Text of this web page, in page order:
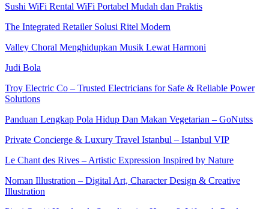
Sushi WiFi Rental WiFi Portabel Mudah dan Praktis
The Integrated Retailer Solusi Ritel Modern
Valley Choral Menghidupkan Musik Lewat Harmoni
Judi Bola
Troy Electric Co – Trusted Electricians for Safe & Reliable Power
Solutions
Panduan Lengkap Pola Hidup Dan Makan Vegetarian – GoNutss
Private Concierge & Luxury Travel Istanbul – Istanbul VIP
Le Chant des Rives – Artistic Expression Inspired by Nature
Noman Illustration – Digital Art, Character Design & Creative
Illustration